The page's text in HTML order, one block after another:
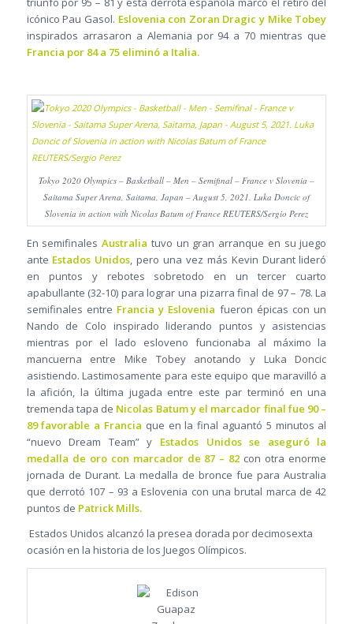
icónico Pau Gasol. Eslovenia con Zoran Dragic y Mike Tobey
inspirados arrasaron a Alemania por 94 a 70 mientras que
Francia por 84 a 75 eliminó a Italia.
Tokyo 2020 Olympics – Basketball – Men – Semifinal – France v Slovenia –
Saitama Super Arena, Saitama, Japan – August 5, 2021. Luka Doncic of
Slovenia in action with Nicolas Batum of France REUTERS/Sergio Perez
En semifinalesAustralia tuvo un gran arranque en su juego
ante Estados Unidos, pero una vez más Kevin Durant lideró
en puntos y rebotes sobretodo en un tercer cuarto
apabullante (32-10) para lograr una pizarra final de 97 – 78. La
semifinales entre Francia y Eslovenia fueron épicas con un
Nando de Colo inspirado liderando puntos y asistencias
mientras por el lado esloveno funcionaba al máximo la
mancuerna entre Mike Tobey anotando y Luka Doncic
asistiendo. Lastimosamente para este equipo que maravilló a
la afición, la última jugada entre este par terminó en una
tremenda tapa de Nicolas Batum y el marcador final fue 90 –
89 favorable a Francia que en la final aguantó 5 minutos al
“nuevo Dream Team” y Estados Unidos se aseguró la
medalla de oro con marcador de 87 – 82 con otra enorme
jornada de Durant. La medalla de bronce fue para Australia
que derrotó 107 – 93 a Eslovenia con una brutal marca de 42
puntos de Patrick Mills.
Estados Unidos alcanzó la presea dorada por decimosexta
ocasión en la historia de los Juegos Olímpicos.